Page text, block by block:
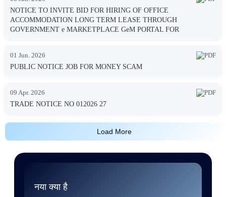
NOTICE TO INVITE BID FOR HIRING OF OFFICE
ACCOMMODATION LONG TERM LEASE THROUGH
GOVERNMENT e MARKETPLACE GeM PORTAL FOR
01 Jun. 2026
PUBLIC NOTICE JOB FOR MONEY SCAM
09 Apr. 2026
TRADE NOTICE NO 012026 27
Load More
नया क्या है